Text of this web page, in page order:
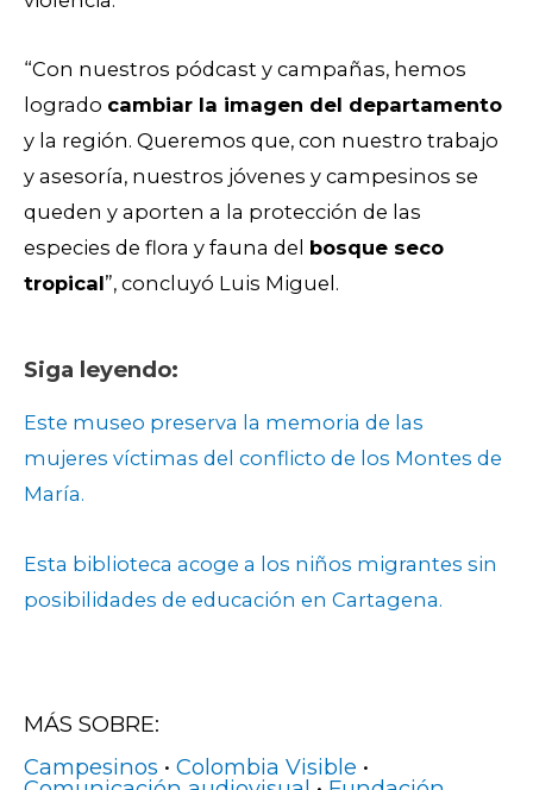
“Con nuestros pódcast y campañas, hemos
logrado cambiar la imagen del departamento
y la región. Queremos que, con nuestro trabajo
y asesoría, nuestros jóvenes y campesinos se
queden y aporten a la protección de las
especies de flora y fauna del bosque seco
tropical”, concluyó Luis Miguel.
Siga leyendo:
Este museo preserva la memoria de las
mujeres víctimas del conflicto de los Montes de
María.
Esta biblioteca acoge a los niños migrantes sin
posibilidades de educación en Cartagena.
MÁS SOBRE:
Campesinos • Colombia Visible •